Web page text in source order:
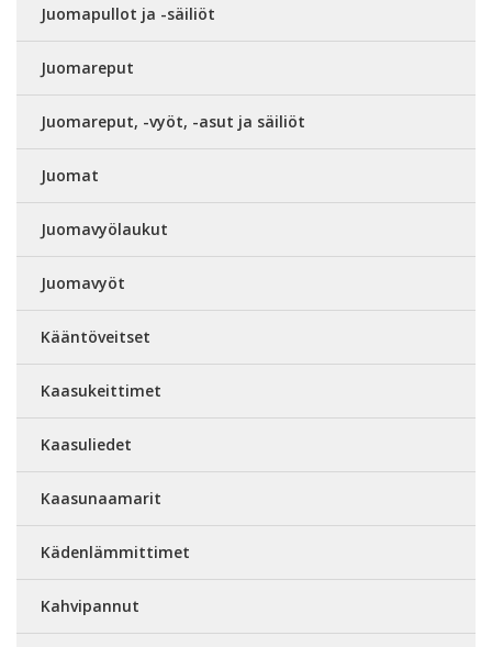
Juomapullot ja -säiliöt
Juomareput
Juomareput, -vyöt, -asut ja säiliöt
Juomat
Juomavyölaukut
Juomavyöt
Kääntöveitset
Kaasukeittimet
Kaasuliedet
Kaasunaamarit
Kädenlämmittimet
Kahvipannut